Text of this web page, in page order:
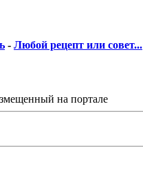
- Любой рецепт или совет...
на портале